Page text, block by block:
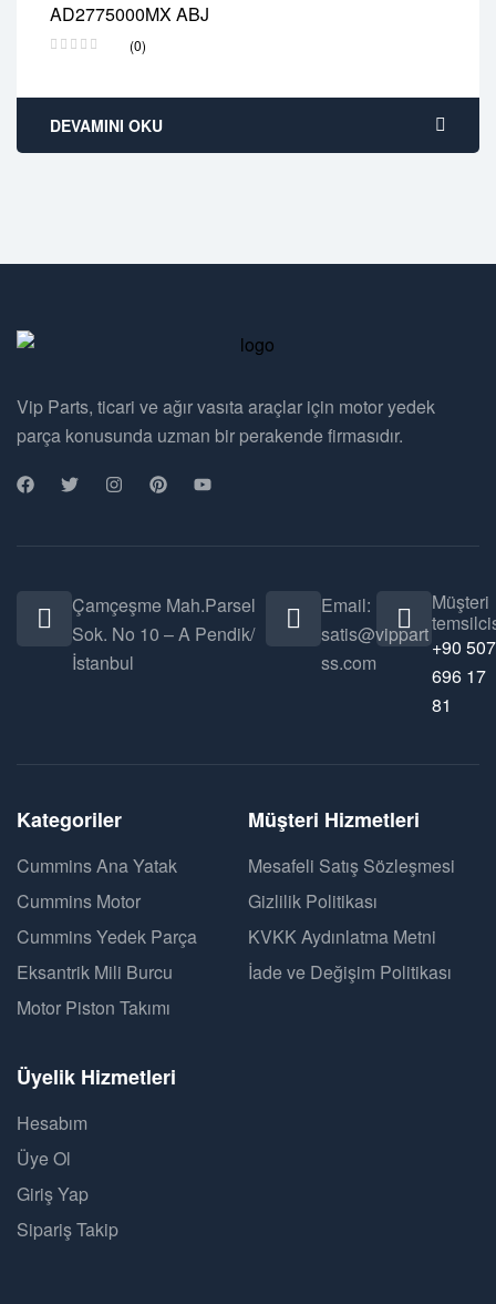
AD2775000MX ABJ
(0)
2 years warranty
Delivery time: 1-2 business days
DEVAMINI OKU
Vip Parts, ticari ve ağır vasıta araçlar için motor yedek
parça konusunda uzman bir perakende firmasıdır.
Çamçeşme Mah.Parsel
Sok. No 10 – A Pendik/
İstanbul
Email:
satis@vippart
ss.com
Müşteri
+90 507
696 17
81
Kategoriler
Cummins Ana Yatak
Cummins Motor
Cummins Yedek Parça
Eksantrik Mili Burcu
Motor Piston Takımı
Müşteri Hizmetleri
Mesafeli Satış Sözleşmesi
Gizlilik Politikası
KVKK Aydınlatma Metni
İade ve Değişim Politikası
Üyelik Hizmetleri
Hesabım
Üye Ol
Giriş Yap
Sipariş Takip